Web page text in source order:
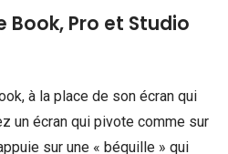
Book, Pro et Studio
à la place de son écran qui
un écran qui pivote comme sur
sur une « béquille » qui